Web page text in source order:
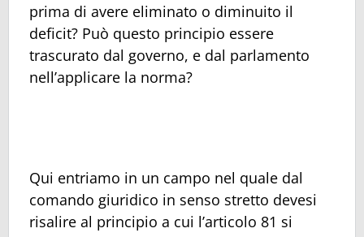
prima di avere eliminato o diminuito il
deficit? Può questo principio essere
trascurato dal governo, e dal parlamento
nell’applicare la norma?
Qui entriamo in un campo nel quale dal
comando giuridico in senso stretto devesi
risalire al principio a cui l’articolo 81 si